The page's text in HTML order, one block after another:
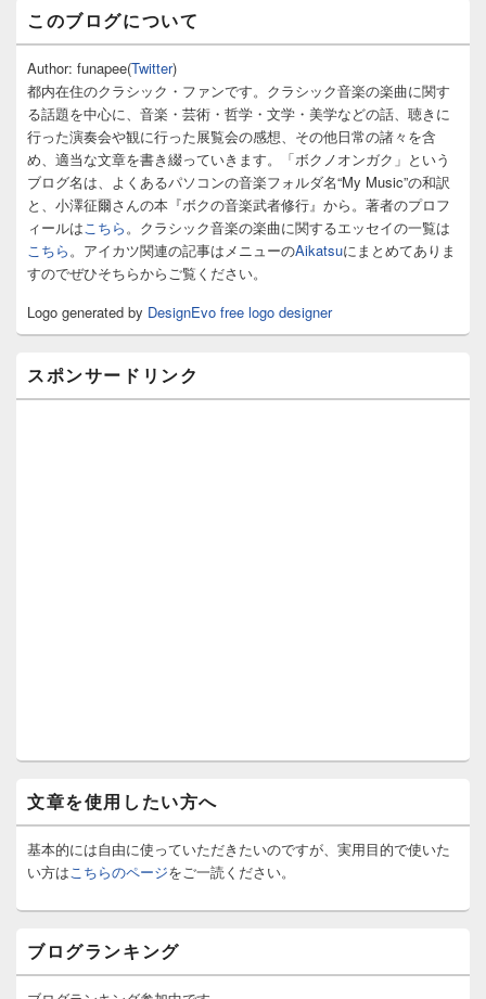
ン
サ
イ
バ
ー
ウ
ィ
ト
ア
このブログについて
Author: funapee(Twitter)
都内在住のクラシック・ファンです。クラシック音楽の楽曲に関す
る話題を中心に、音楽・芸術・哲学・文学・美学などの話、聴きに
行った演奏会や観に行った展覧会の感想、その他日常の諸々を含
め、適当な文章を書き綴っていきます。「ボクノオンガク」という
ブログ名は、よくあるパソコンの音楽フォルダ名“My Music”の和訳
と、小澤征爾さんの本『ボクの音楽武者修行』から。著者のプロフ
ィールはこちら。クラシック音楽の楽曲に関するエッセイの一覧は
こちら。アイカツ関連の記事はメニューのAikatsuにまとめてありま
すのでぜひそちらからご覧ください。
Logo generated by DesignEvo free logo designer
スポンサードリンク
文章を使用したい方へ
基本的には自由に使っていただきたいのですが、実用目的で使いた
い方はこちらのページをご一読ください。
ブログランキング